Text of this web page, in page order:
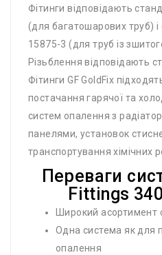
Фітинги відповідають
(для багатошарових труб) і
15875-3 (для труб із
Різьблення відповідають
Фітинги GF GoldFix
постачання гарячої та
систем опалення з
панелями, установок
транспортування хімічних
Переваги
Fittings
Широкий асортимент
Одна система як для
опалення